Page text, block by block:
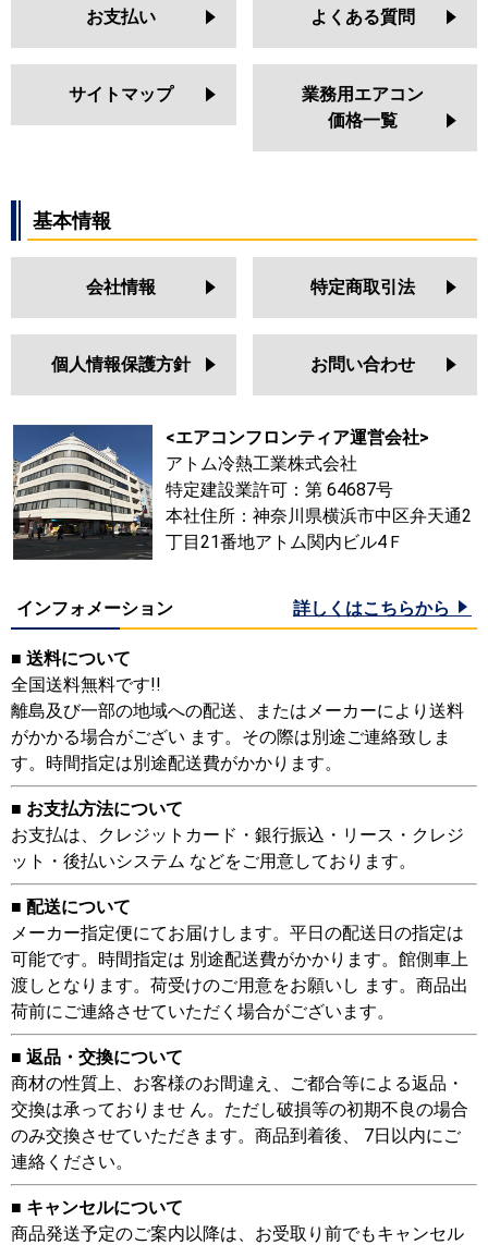
お支払い よくある質問
サイトマップ
業務用エアコン
価格一覧
基本情報
会社情報 特定商取引法
個人情報保護方針 お問い合わせ
<エアコンフロンティア運営会社>
アトム冷熱工業株式会社
特定建設業許可：第 64687号
本社住所：神奈川県横浜市中区弁天通2
丁目21番地アトム関内ビル4Ｆ
インフォメーション 詳しくはこちらから
■ 送料について
全国送料無料です!!
離島及び一部の地域への配送、またはメーカーにより送料
がかかる場合がござい ます。その際は別途ご連絡致しま
す。時間指定は別途配送費がかかります。
■ お支払方法について
お支払は、クレジットカード・銀行振込・リース・クレジ
ット・後払いシステム などをご用意しております。
■ 配送について
メーカー指定便にてお届けします。平日の配送日の指定は
可能です。時間指定は 別途配送費がかかります。館側車上
渡しとなります。荷受けのご用意をお願いし ます。商品出
荷前にご連絡させていただく場合がございます。
■ 返品・交換について
商材の性質上、お客様のお間違え、ご都合等による返品・
交換は承っておりませ ん。ただし破損等の初期不良の場合
のみ交換させていただきます。商品到着後、 7日以内にご
連絡ください。
■ キャンセルについて
商品発送予定のご案内以降は、お受取り前でもキャンセル